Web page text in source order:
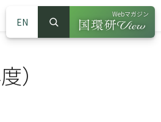
EN
サイト内検索
検索
Webマガジン
（別ウインドウ
）